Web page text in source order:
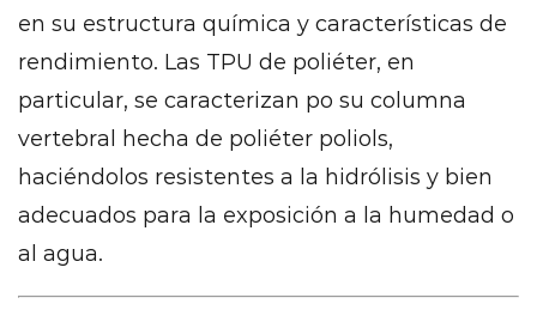
automotriz
11.2
Dispositivos
médicos
11.3
de
consumo
12
en su estructura química y características de
rendimiento. Las TPU de poliéter, en
particular, se caracterizan po su columna
vertebral hecha de poliéter poliols,
haciéndolos resistentes a la hidrólisis y bien
adecuados para la exposición a la humedad o
al agua.